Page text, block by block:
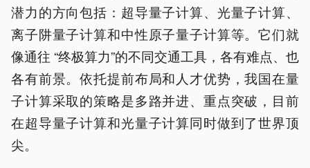
潜力的方向包括：超导量子计算、光量子计算、
离子阱量子计算和中性原子量子计算等。它们就
像通往 “终极算力”的不同交通工具，各有难点、也
各有前景。依托提前布局和人才优势，我国在量
子计算采取的策略是多路并进、重点突破，目前
在超导量子计算和光量子计算同时做到了世界顶
尖。